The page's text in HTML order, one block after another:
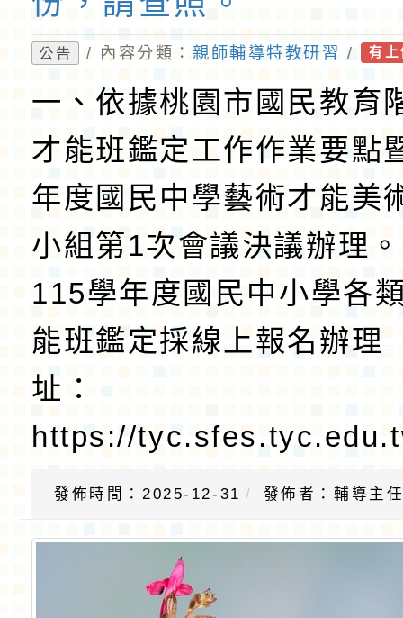
公告 / 內容分類：親師輔導特教研習 / 有
一、依據桃園市國民教育
才能班鑑定工作作業要點
年度國民中學藝術才能美
小組第1次會議決議辦理
115學年度國民中小學各
能班鑑定採線上報名辦理
址：
https://
發佈時間：2025-12-31 發佈者：輔導主